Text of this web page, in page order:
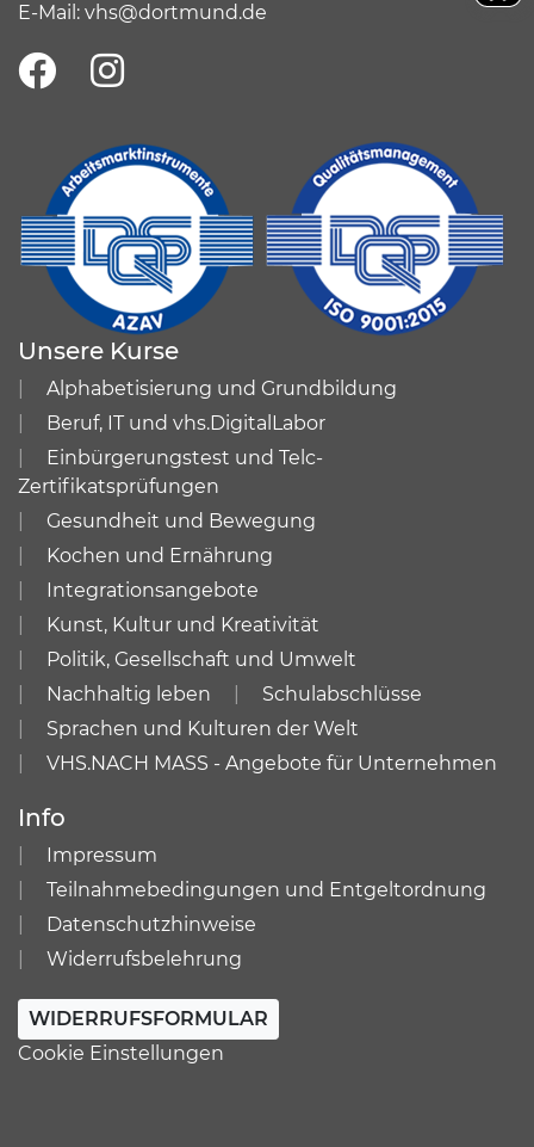
E-Mail: vhs@dortmund.de
Unsere Kurse
Alphabetisierung und Grundbildung
Beruf, IT und vhs.DigitalLabor
Einbürgerungstest und Telc-
Zertifikatsprüfungen
Gesundheit und Bewegung
Kochen und Ernährung
Integrationsangebote
Kunst, Kultur und Kreativität
Politik, Gesellschaft und Umwelt
Nachhaltig leben
Schulabschlüsse
Sprachen und Kulturen der Welt
VHS.NACH MASS - Angebote für Unternehmen
Info
Impressum
Teilnahmebedingungen und Entgeltordnung
Datenschutzhinweise
Widerrufsbelehrung
WIDERRUFSFORMULAR
Cookie Einstellungen